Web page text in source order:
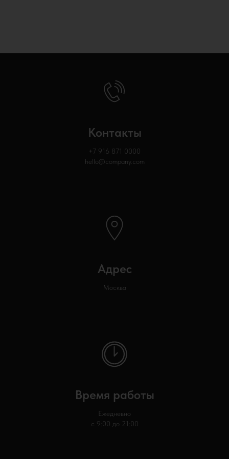
Контакты
+7 916 871 0000
hello@company.com
Адрес
Москва
Время работы
Ежедневно
с 9:00 до 21:00